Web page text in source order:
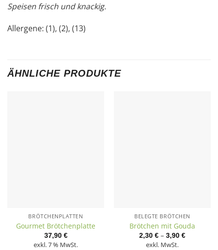
Speisen frisch und knackig.
Allergene: (1), (2), (13)
ÄHNLICHE PRODUKTE
BRÖTCHENPLATTEN
Gourmet Brötchenplatte
37,90 €
exkl. 7 % MwSt.
BELEGTE BRÖTCHEN
Brötchen mit Gouda
2,30 € – 3,90 €
exkl. MwSt.